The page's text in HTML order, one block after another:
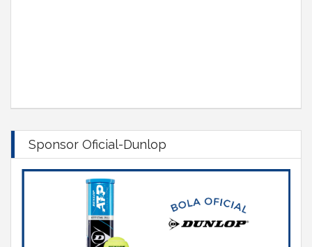
Sponsor Oficial-Dunlop